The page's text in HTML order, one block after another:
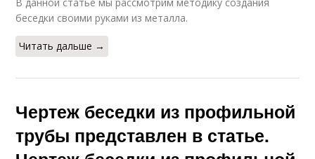
беседки своими руками из металла.
Читать дальше →
Чертеж беседки из профильной
трубы представлен в статье.